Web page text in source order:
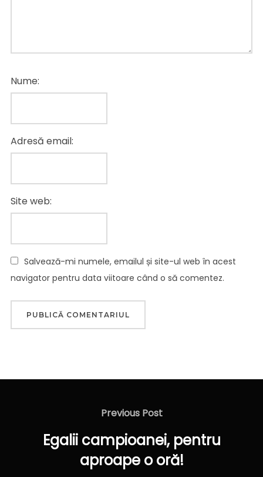
Nume:
Adresă email:
Site web:
Salvează-mi numele, emailul și site-ul web în acest
navigator pentru data viitoare când o să comentez.
Navigare
Previous
Previous Post
Egalii campioanei, pentru
aproape o oră!